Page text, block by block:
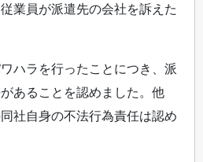
業員が派遣先の会社を訴えた
ハラを行ったことにつき、派
あることを認めました。他
社自身の不法行為責任は認め